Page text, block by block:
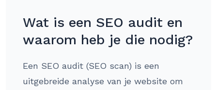
Wat is een SEO audit en
waarom heb je die nodig?
Een SEO audit (SEO scan) is een
uitgebreide analyse van je website om